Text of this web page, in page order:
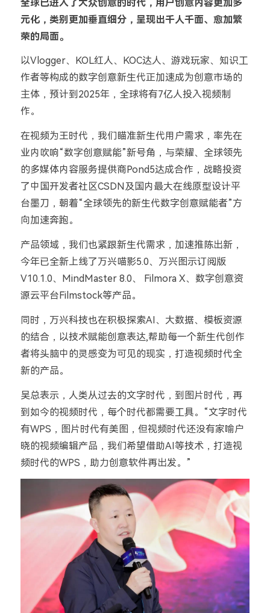
全球已进入了大众创意的时代，用户创意内容更加多
元化，类别更加垂直细分，呈现出千人千面、愈加繁
荣的局面。
以Vlogger、KOL红人、KOC达人、游戏玩家、知识工
作者等构成的数字创意新生代正加速成为创意市场的
主体，预计到2025年，全球将有7亿人投入视频制
作。
在视频为王时代，我们瞄准新生代用户需求，率先在
业内吹响“数字创意赋能”新号角，与荣耀、全球领先
的多媒体内容服务提供商Pond5达成合作，战略投资
了中国开发者社区CSDN及国内最大在线原型设计平
台墨刀，朝着“全球领先的新生代数字创意赋能者”方
向加速奔跑。
产品领域，我们也紧跟新生代需求，加速推陈出新，
今年已全新上线了万兴喵影5.0、万兴图示订阅版
V10.1.0、MindMaster 8.0、 Filmora X、数字创意资
源云平台Filmstock等产品。
同时，万兴科技也在积极探索AI、大数据、模板资源
的结合，以技术赋能创意表达,帮助每一个新生代创作
者将头脑中的灵感变为可见的现实，打造视频时代全
新的产品。
吴总表示，人类从过去的文字时代，到图片时代，再
到如今的视频时代，每个时代都需要工具。“文字时代
有WPS，图片时代有美图，但视频时代还没有家喻户
晓的视频编辑产品，我们希望借助AI等技术，打造视
频时代的WPS，助力创意软件再出发。”